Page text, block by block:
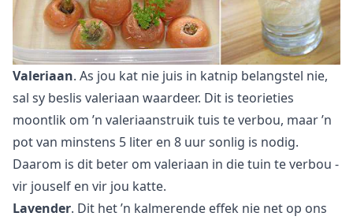
Valeriaan. As jou kat nie juis in katnip belangstel nie,
sal sy beslis valeriaan waardeer. Dit is teorieties
moontlik om ’n valeriaanstruik tuis te verbou, maar ’n
pot van minstens 5 liter en 8 uur sonlig is nodig.
Daarom is dit beter om valeriaan in die tuin te verbou -
vir jouself en vir jou katte.
Lavender. Dit het ’n kalmerende effek nie net op ons